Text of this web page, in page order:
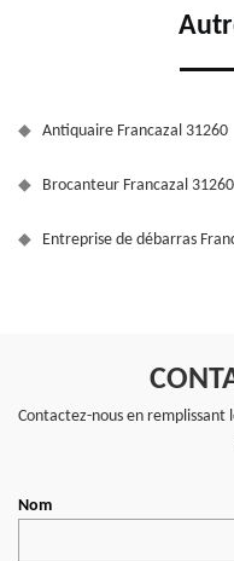
Antiquaire Francazal 31260
Brocanteur Francazal 31260
Entreprise de débarras
Contactez-nous en
Nom